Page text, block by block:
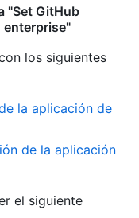
"Set GitHub
enterprise"
los siguientes
la aplicación de
de la aplicación
el siguiente